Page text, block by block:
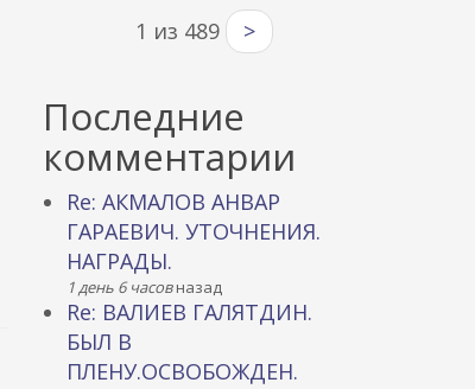
1 из 489 >
Последние
комментарии
Re: АКМАЛОВ АНВАР
ГАРАЕВИЧ. УТОЧНЕНИЯ.
НАГРАДЫ.
1 день 6 часовназад
Re: ВАЛИЕВ ГАЛЯТДИН.
БЫЛ В
ПЛЕНУ.ОСВОБОЖДЕН.